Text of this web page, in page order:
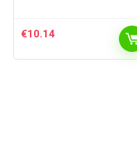
€10.14